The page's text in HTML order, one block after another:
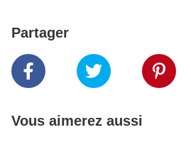
Partager
Vous aimerez aussi